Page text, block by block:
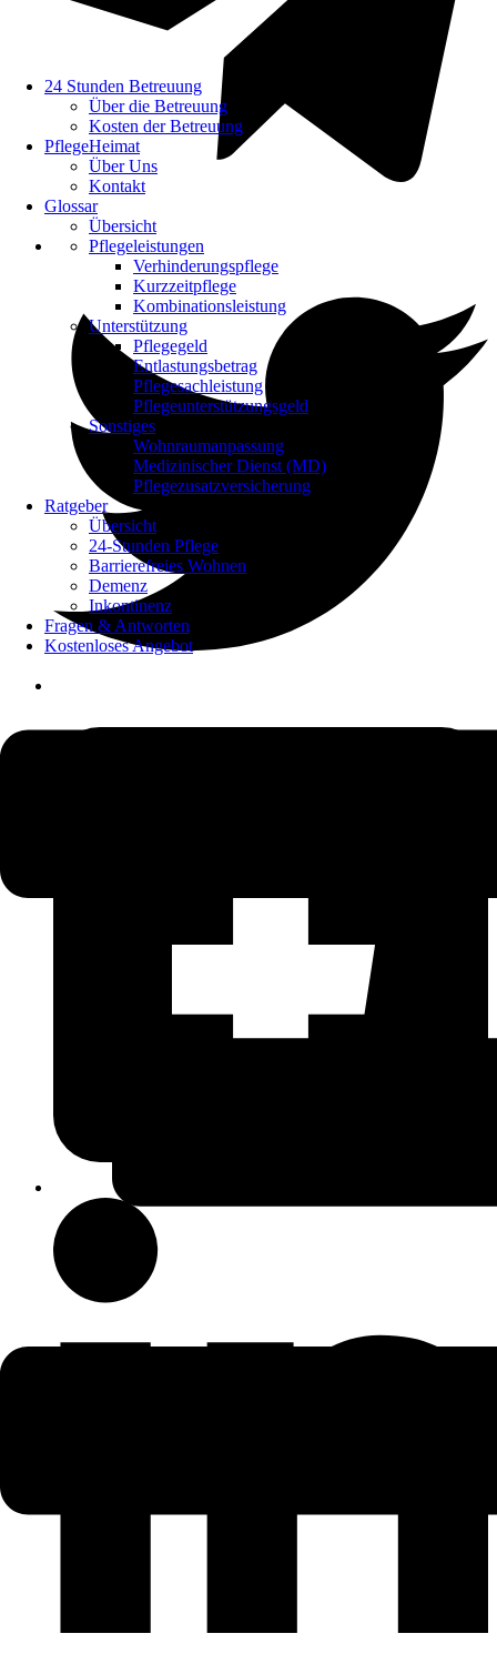
24 Stunden Betreuung
Über die Betreuung
Kosten der Betreuung
PflegeHeimat
Über Uns
Kontakt
Glossar
Übersicht
Pflegeleistungen
Verhinderungspflege
Kurzzeitpflege
Kombinationsleistung
Unterstützung
Pflegegeld
Entlastungsbetrag
Pflegesachleistung
Pflegeunterstützungsgeld
Sonstiges
Wohnraumanpassung
Medizinischer Dienst (MD)
Pflegezusatzversicherung
Ratgeber
Übersicht
24-Stunden Pflege
Barrierefreies Wohnen
Demenz
Inkontinenz
Fragen & Antworten
Kostenloses Angebot